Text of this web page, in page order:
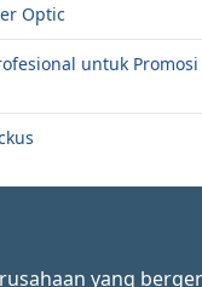
Optic
untuk
yang